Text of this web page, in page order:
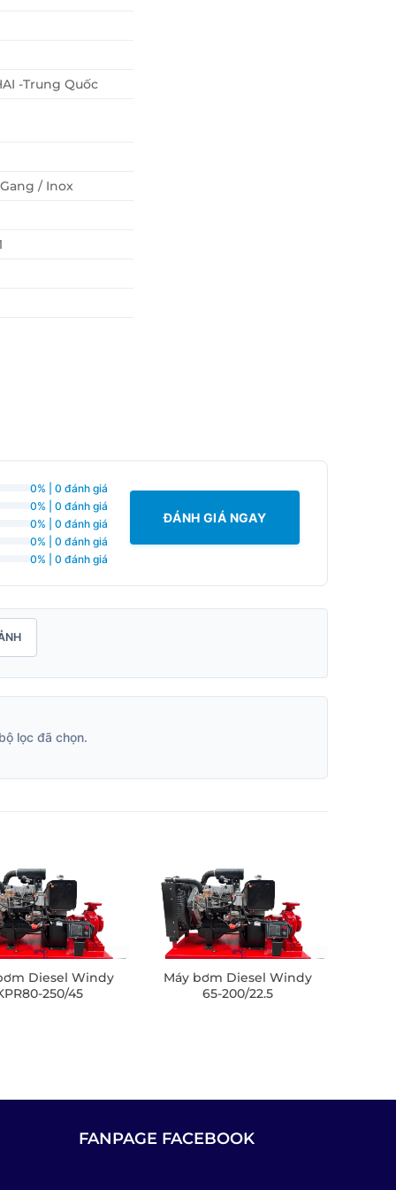
-Trung Quốc
/ Inox
0% | 0 đánh giá
0% | 0 đánh giá
0% | 0 đánh giá
0% | 0 đánh giá
0% | 0 đánh giá
ĐÁNH GIÁ NGAY
lọc đã chọn.
Diesel Windy
250/45
Máy bơm Diesel Windy
65-200/22.5
FANPAGE FACEBOOK